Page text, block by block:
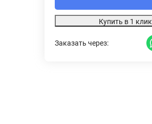
Купить в 1 клик
Заказать через: